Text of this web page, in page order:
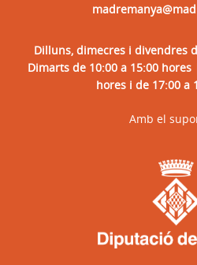
Dilluns, dimecres i divendres
Dimarts de 10:00 a 15:00
hores i de 17:00 a
Amb el